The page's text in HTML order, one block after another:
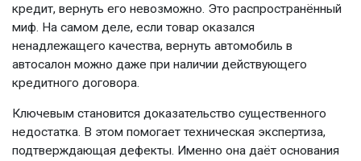
кредит, вернуть его невозможно. Это распространённый
миф. На самом деле, если товар оказался
ненадлежащего качества, вернуть автомобиль в
автосалон можно даже при наличии действующего
кредитного договора.
Ключевым становится доказательство существенного
недостатка. В этом помогает техническая экспертиза,
подтверждающая дефекты. Именно она даёт основания